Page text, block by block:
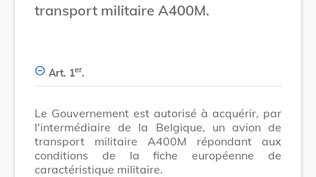
transport militaire A400M.
Art. 1er.
Le Gouvernement est autorisé à acquérir, par
l'intermédiaire de la Belgique, un avion de
transport militaire A400M répondant aux
conditions de la fiche européenne de
caractéristique militaire.